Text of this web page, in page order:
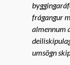
frágangur
almennum
umsögn